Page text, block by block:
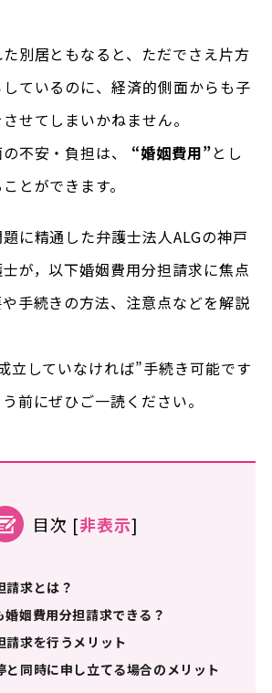
別居ともなると、ただでさえ片方
ているのに、経済的側面からも子
せてしまいかねません。
不安・負担は、
“婚姻費用”とし
とができます。
に精通した弁護士法人ALGの神戸
が，以下婚姻費用分担請求に焦点
手続きの方法、注意点などを解説
立していなければ”手続き可能です
前にぜひご一読ください。
目次 [非表示]
請求とは？
婚姻費用分担請求できる？
請求を行うメリット
と同時に申し立てる場合のメリット